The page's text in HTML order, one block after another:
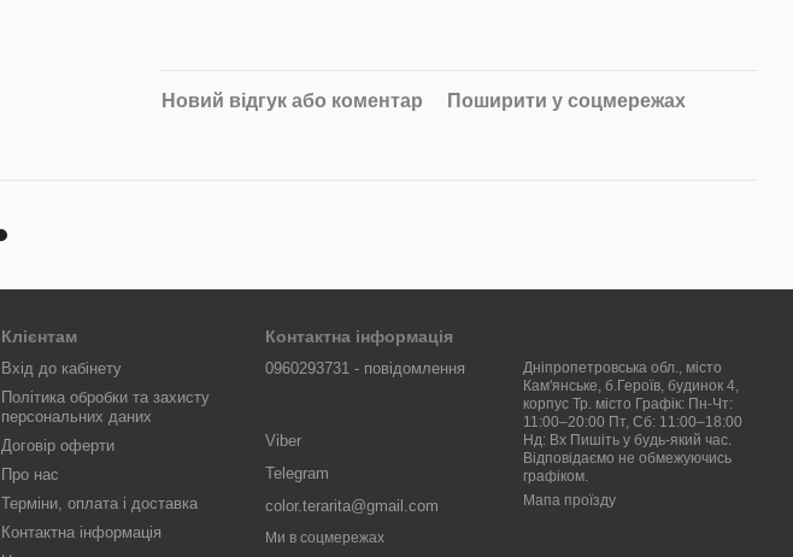
Новий відгук або коментар Поширити у соцмережах
Клієнтам
Вхід до кабінету
Політика обробки та захисту
персональних даних
Договір оферти
Про нас
Терміни, оплата і доставка
Контактна інформація
Контактна інформація
0960293731 - повідомлення
Viber
Telegram
color.terarita@gmail.com
Дніпропетровська обл., місто
Кам'янське, б.Героїв, будинок 4,
корпус Тр. місто Графік: Пн-Чт:
11:00–20:00 Пт, Сб: 11:00–18:00
Нд: Вх Пишіть у будь-який час.
Відповідаємо не обмежуючись
графіком.
Мапа проїзду
Ми в соцмережах